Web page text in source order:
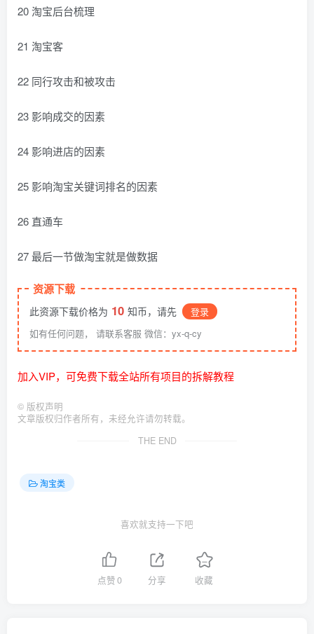
20 淘宝后台梳理
21 淘宝客
22 同行攻击和被攻击
23 影响成交的因素
24 影响进店的因素
25 影响淘宝关键词排名的因素
26 直通车
27 最后一节做淘宝就是做数据
资源下载
此资源下载价格为 10 知币，请先
登录
如有任何问题， 请联系客服 微信：yx-q-cy
加入VIP，可免费下载全站所有项目的拆解教程
© 版权声明
文章版权归作者所有，未经允许请勿转载。
THE END
淘宝类
喜欢就支持一下吧
点赞0 分享 收藏